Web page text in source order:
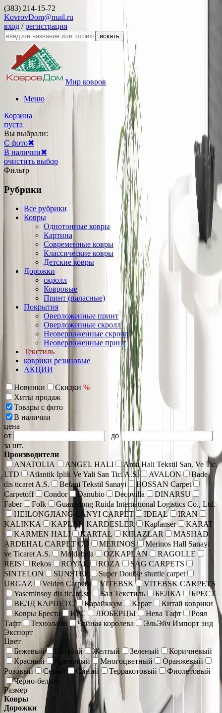
(383) 214-15-72
KovrovDom@mail.ru
вход /регистрация
искать
Мир ковров
Меню
Корзина
пуста
Вы выбрали:
С фото✖
В наличии✖
очистить выбор
Фильтр
Рубрики
Все рубрики
Ковры
Однотонные ковры
Картина
Современные ковры
Классические ковры
Детские ковры
Дорожки
скролл
Ковровые
Принт (паласные)
Покрытия
Оверложенные принт
Оверложенные скролл
Неоверложенные скролл
Неоверложенные принт
Текстиль
коврики резиновые
АКЦИИ
Новинки Скидки %
Хиты продаж
Товары с фото
В наличии
цена
от
до
за шт.
Производители
ANATOLIA
ANGEL HALI
Arda Hali Tekstil San. Ve Tic.
LTD
Atlantik Iplik Ve Yali San Tic. A.S. AVALON
Bade
dis ticaret A.S.
Befani Tekstil Sanayi
BOSSAN Carpet
Carpetoff
Condor Danubio Decovilla
DINARSU
Faber
Folk
Guangdong Ruida International Logistics Co., Ltd.
HEILONGJIANG LANYI CARPET
IDEAL
IRAN
KALINKA
KAPLAN KARDESLER Kaplanser
KARAT
KARMEN HALI
KARTAL KIRAZLAR
MASHAD
ARDEHAL CARPET CO
MERINOS
Merinos Hall Sanayi
ve Ticaret A.S.
Moldabela OZKAPLAN
RAGOLLE
REIS
Rekos ROYAL ROZA
SAG CARPETS
SINTELON
SUNSTEP
Super Double shuttle carpet
URGAZ
Velden Carpets VITEBSK
VITEBSK CARPETS
Yaseminsoy dis tic.ltd.sti
Бал Текстиль БЕЛКА
БРЕСТ
ВЕЛД КАРПЕТС
Карайккум Карат
Китай коврики
Ковры Бреста
КРС ЛЮБЕРЦЫ Нева Тафт
Роял
Тафт
Технолайн Чайная королева
ЭльЭйч Импорт энд
Экспорт
Цвет
Бежевый
Голубой Желтый Зеленый
Коричневый
Красный
Кремовый Многоцветный
Оранжевый
Розовый
Серый Синий Терракотовый
Фиолетовый
Черно-белый
Размер
Ковры
Дорожки